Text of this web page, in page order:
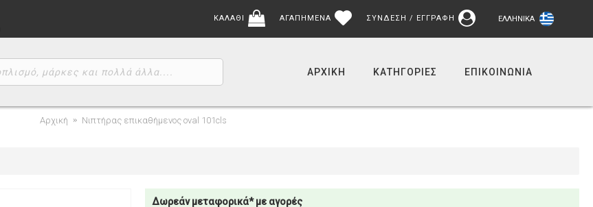
ΕΛΛΗΝΙΚΆ
ΚΑΛΑΘΙ ΑΓΑΠΗΜΕΝΑ ΣΥΝΔΕΣΗ / ΕΓΓΡΑΦΗ
ΑΡΧΙΚΉ ΚΑΤΗΓΟΡΙΕΣ ΕΠΙΚΟΙΝΩΝΊΑ
Αρχική Νιπτήρας επικαθήμενος oval 101cls
Δωρεάν μεταφορικά* με αγορές